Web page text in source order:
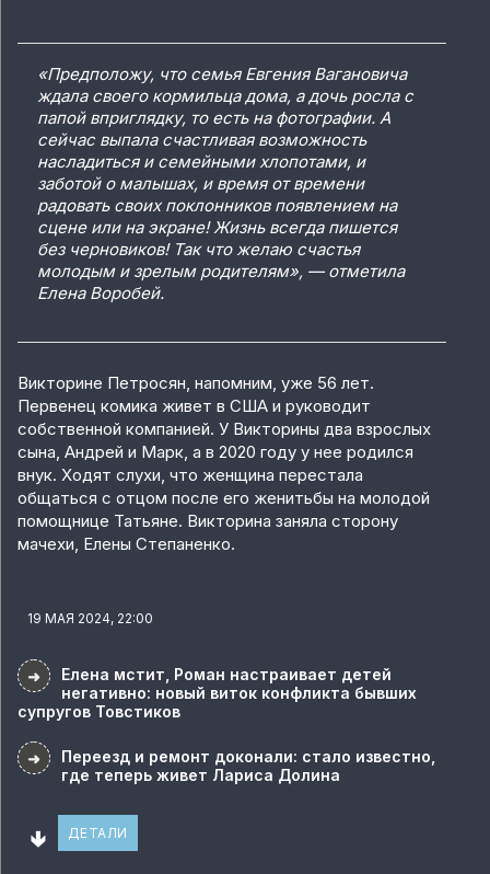
«Предположу, что семья Евгения Вагановича
ждала своего кормильца дома, а дочь росла с
папой вприглядку, то есть на фотографии. А
сейчас выпала счастливая возможность
насладиться и семейными хлопотами, и
заботой о малышах, и время от времени
радовать своих поклонников появлением на
сцене или на экране! Жизнь всегда пишется
без черновиков! Так что желаю счастья
молодым и зрелым родителям», — отметила
Елена Воробей.
Викторине Петросян, напомним, уже 56 лет.
Первенец комика живет в США и руководит
собственной компанией. У Викторины два взрослых
сына, Андрей и Марк, а в 2020 году у нее родился
внук. Ходят слухи, что женщина перестала
общаться с отцом после его женитьбы на молодой
помощнице Татьяне. Викторина заняла сторону
мачехи, Елены Степаненко.
19 МАЯ 2024, 22:00
➜
Елена мстит, Роман настраивает детей
негативно: новый виток конфликта бывших
супругов Товстиков
➜
Переезд и ремонт доконали: стало известно,
где теперь живет Лариса Долина
🢃 ДЕТАЛИ